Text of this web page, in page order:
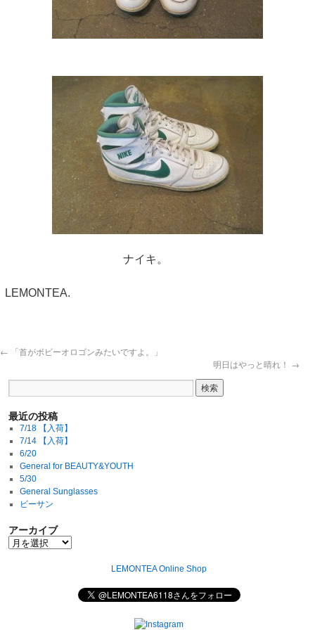
ナイキ。
LEMONTEA.
← 「首がボビーオロゴンみたいですよ。」
明日はやっと晴れ！ →
最近の投稿
7/18 【入荷】
7/14 【入荷】
6/20
General for BEAUTY&YOUTH
5/30
General Sunglasses
ビーサン
アーカイブ
LEMONTEA Online Shop